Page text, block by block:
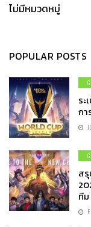
ไม่มีหมวดหมู่
POPULAR POSTS
ร
กา
สรุ
ทีม